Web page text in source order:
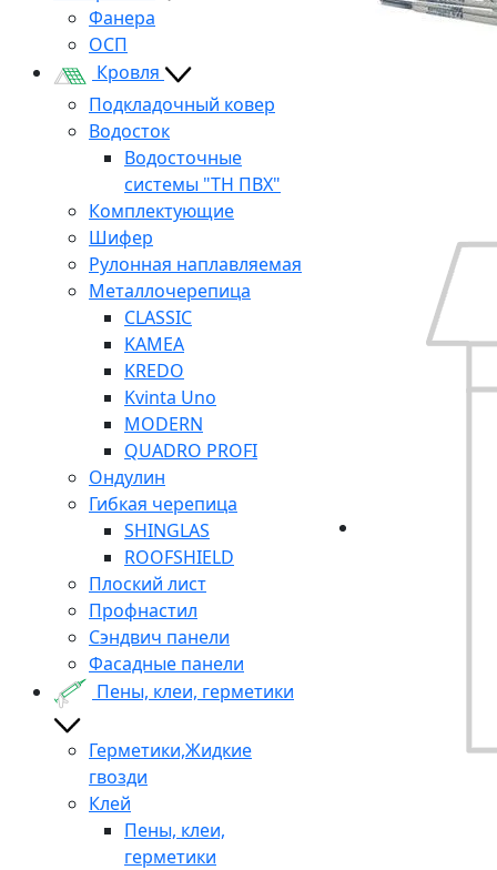
Фанера
ОСП
Кровля
Подкладочный ковер
Водосток
Водосточные
системы "ТН ПВХ"
Комплектующие
Шифер
Рулонная наплавляемая
Металлочерепица
CLASSIC
KAMEA
KREDO
Kvinta Uno
MODERN
QUADRO PROFI
Ондулин
Гибкая черепица
SHINGLAS
ROOFSHIELD
Плоский лист
Профнастил
Сэндвич панели
Фасадные панели
Пены, клеи, герметики
Герметики,Жидкие
гвозди
Клей
Пены, клеи,
герметики